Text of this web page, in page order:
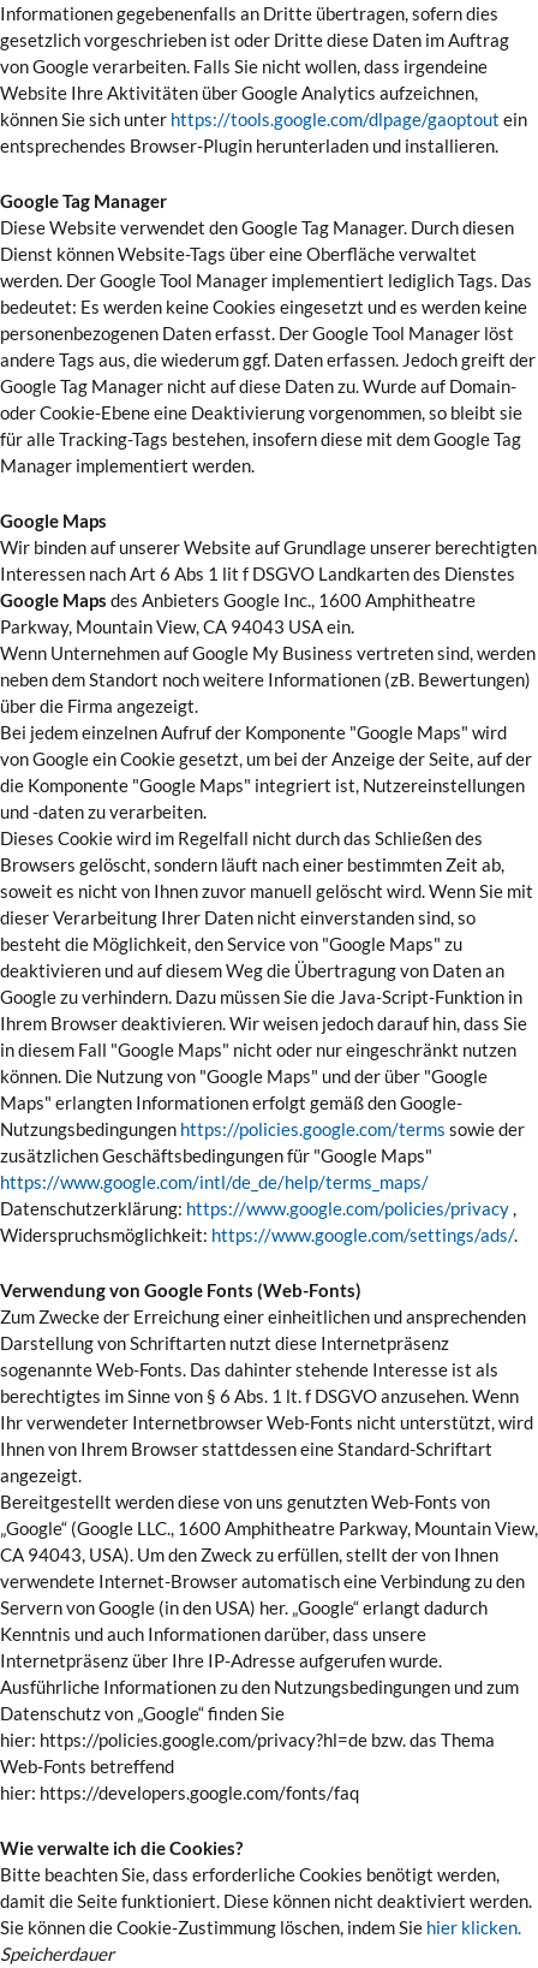
Informationen gegebenenfalls an Dritte übertragen, sofern dies
gesetzlich vorgeschrieben ist oder Dritte diese Daten im Auftrag
von Google verarbeiten. Falls Sie nicht wollen, dass irgendeine
Website Ihre Aktivitäten über Google Analytics aufzeichnen,
können Sie sich unter https://tools.google.com/dlpage/gaoptout ein
entsprechendes Browser-Plugin herunterladen und installieren.
Google Tag Manager
Diese Website verwendet den Google Tag Manager. Durch diesen
Dienst können Website-Tags über eine Oberfläche verwaltet
werden. Der Google Tool Manager implementiert lediglich Tags. Das
bedeutet: Es werden keine Cookies eingesetzt und es werden keine
personenbezogenen Daten erfasst. Der Google Tool Manager löst
andere Tags aus, die wiederum ggf. Daten erfassen. Jedoch greift der
Google Tag Manager nicht auf diese Daten zu. Wurde auf Domain-
oder Cookie-Ebene eine Deaktivierung vorgenommen, so bleibt sie
für alle Tracking-Tags bestehen, insofern diese mit dem Google Tag
Manager implementiert werden.
Google Maps
Wir binden auf unserer Website auf Grundlage unserer berechtigten
Interessen nach Art 6 Abs 1 lit f DSGVO Landkarten des Dienstes
Google Maps des Anbieters Google Inc., 1600 Amphitheatre
Parkway, Mountain View, CA 94043 USA ein.
Wenn Unternehmen auf Google My Business vertreten sind, werden
neben dem Standort noch weitere Informationen (zB. Bewertungen)
über die Firma angezeigt.
Bei jedem einzelnen Aufruf der Komponente "Google Maps" wird
von Google ein Cookie gesetzt, um bei der Anzeige der Seite, auf der
die Komponente "Google Maps" integriert ist, Nutzereinstellungen
und -daten zu verarbeiten.
Dieses Cookie wird im Regelfall nicht durch das Schließen des
Browsers gelöscht, sondern läuft nach einer bestimmten Zeit ab,
soweit es nicht von Ihnen zuvor manuell gelöscht wird. Wenn Sie mit
dieser Verarbeitung Ihrer Daten nicht einverstanden sind, so
besteht die Möglichkeit, den Service von "Google Maps" zu
deaktivieren und auf diesem Weg die Übertragung von Daten an
Google zu verhindern. Dazu müssen Sie die Java-Script-Funktion in
Ihrem Browser deaktivieren. Wir weisen jedoch darauf hin, dass Sie
in diesem Fall "Google Maps" nicht oder nur eingeschränkt nutzen
können. Die Nutzung von "Google Maps" und der über "Google
Maps" erlangten Informationen erfolgt gemäß den Google-
Nutzungsbedingungen https://policies.google.com/terms sowie der
zusätzlichen Geschäftsbedingungen für "Google Maps"
https://www.google.com/intl/de_de/help/terms_maps/
Datenschutzerklärung: https://www.google.com/policies/privacy,
Widerspruchsmöglichkeit: https://www.google.com/settings/ads/.
Verwendung von Google Fonts (Web-Fonts)
Zum Zwecke der Erreichung einer einheitlichen und ansprechenden
Darstellung von Schriftarten nutzt diese Internetpräsenz
sogenannte Web-Fonts. Das dahinter stehende Interesse ist als
berechtigtes im Sinne von § 6 Abs. 1 lt. f DSGVO anzusehen. Wenn
Ihr verwendeter Internetbrowser Web-Fonts nicht unterstützt, wird
Ihnen von Ihrem Browser stattdessen eine Standard-Schriftart
angezeigt.
Bereitgestellt werden diese von uns genutzten Web-Fonts von
„Google“ (Google LLC., 1600 Amphitheatre Parkway, Mountain View,
CA 94043, USA). Um den Zweck zu erfüllen, stellt der von Ihnen
verwendete Internet-Browser automatisch eine Verbindung zu den
Servern von Google (in den USA) her. „Google“ erlangt dadurch
Kenntnis und auch Informationen darüber, dass unsere
Internetpräsenz über Ihre IP-Adresse aufgerufen wurde.
Ausführliche Informationen zu den Nutzungsbedingungen und zum
Datenschutz von „Google“ finden Sie
hier: https://policies.google.com/privacy?hl=de bzw. das Thema
Web-Fonts betreffend
hier: https://developers.google.com/fonts/faq
Wie verwalte ich die Cookies?
Bitte beachten Sie, dass erforderliche Cookies benötigt werden,
damit die Seite funktioniert. Diese können nicht deaktiviert werden.
Sie können die Cookie-Zustimmung löschen, indem Sie hier klicken.
Speicherdauer